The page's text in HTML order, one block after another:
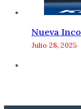
Nueva
Julio 28, 2025